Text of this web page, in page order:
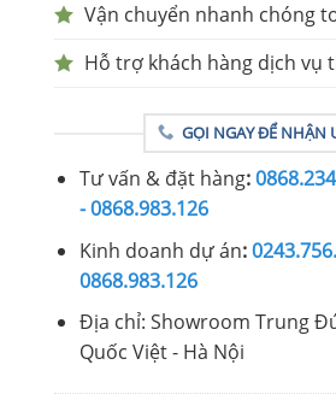
Vận chuyển nhanh chóng
Hỗ trợ khách hàng dịch vụ
GỌI NGAY ĐỂ NHẬN
Tư vấn & đặt hàng:
- 0868.983.126
Kinh doanh dự án:
0868.983.126
Địa chỉ: Showroom Trung
Quốc Việt - Hà Nội